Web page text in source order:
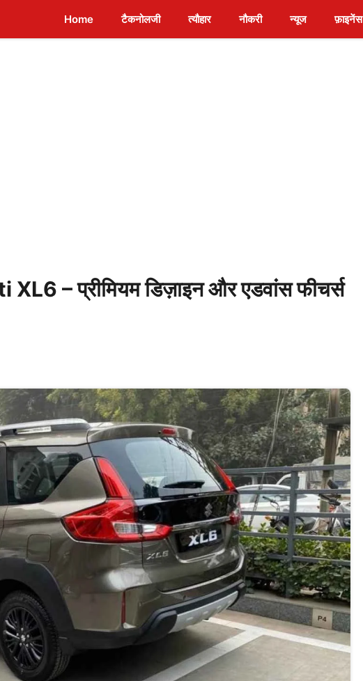
Home टैकनोलजी त्यौहार नौकरी न्यूज फ़ाइनेंस
– प्रीमियम डिज़ाइन और एडवांस फीचर्स